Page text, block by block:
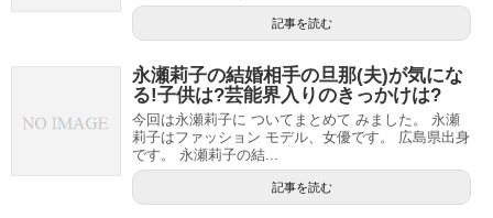
記事を読む
永瀬莉子の結婚相手の旦那(夫)が気にな
る!子供は?芸能界入りのきっかけは?
今回は永瀬莉子に ついてまとめて みました。 永瀬
莉子はファッション モデル、女優です。 広島県出身
です。 永瀬莉子の結...
記事を読む